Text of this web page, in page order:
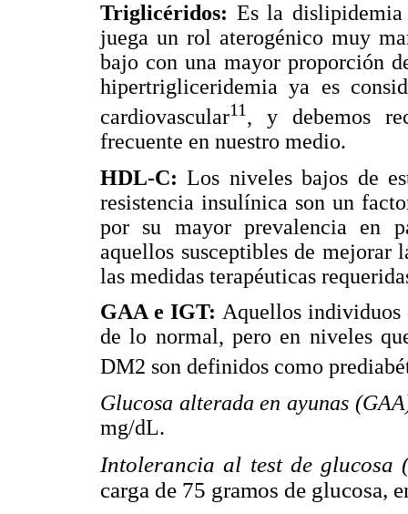
Triglicéridos: Es la
juega un rol aterogénico muy
bajo con una mayor proporción
hipertrigliceridemia ya es
cardiovascular11, y debemos
frecuente en nuestro medio.
HDL-C:Los niveles bajos de
resistencia insulínica son un
por su mayor prevalencia en
aquellos susceptibles de mejorar
las medidas terapéuticas
GAA e IGT: Aquellos individuos
de lo normal, pero en niveles
DM2 son definidos como
Glucosa alterada en ayunas
mg/dL.
Intolerancia al test de
carga de 75 gramos de glucosa,